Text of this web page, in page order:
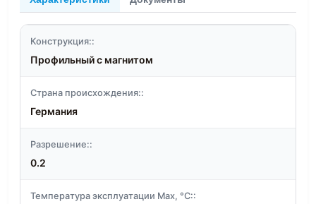
Конструкция::
Профильный с магнитом
Страна происхождения::
Германия
Разрешение::
0.2
Температура эксплуатации Max, °C::